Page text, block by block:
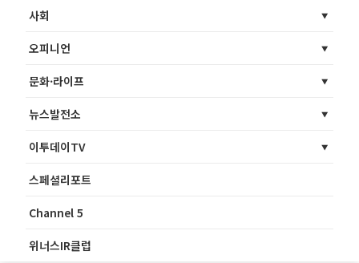
사회
오피니언
문화·라이프
뉴스발전소
이투데이TV
스페셜리포트
Channel 5
위너스IR클럽